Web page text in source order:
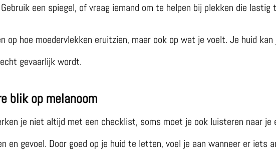
een spiegel, of vraag iemand om te helpen bij plekken die lastig
op hoe moedervlekken eruitzien, maar ook op wat je voelt. Je huid
gevaarlijk wordt.
blik op melanoom
je niet altijd met een checklist, soms moet je ook luisteren naar je
en gevoel. Door goed op je huid te letten, voel je aan wanneer er iets